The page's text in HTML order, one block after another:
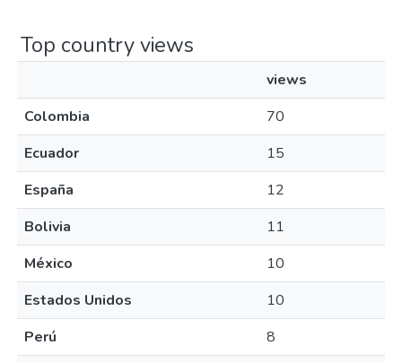
Top country views
views
Colombia
70
Ecuador
15
España
12
Bolivia
11
México
10
Estados Unidos
10
Perú
8